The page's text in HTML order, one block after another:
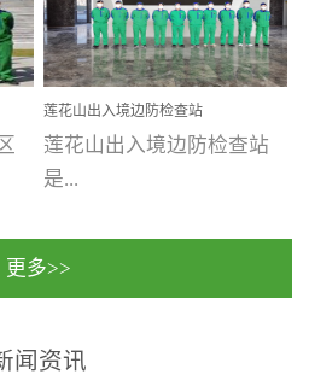
茁壮成长的树，只要我们
人人都爱护她、珍惜她、
她将越来越枝繁叶茂，终
将会成为一棵参天大树！
优吸环保截止2020年拥有
全国600家网点分支机构。
理 工程案例地址：广
州南沙区·香港科技大学(广
州)校区 工程案...
珠
莲花山出入境边防检查站
室内除甲醛空气治理项目
莲花山出入境边防检查站
是...
国家通过设在对外开放口
（及各出入境边防检查
更多>>
闻资讯